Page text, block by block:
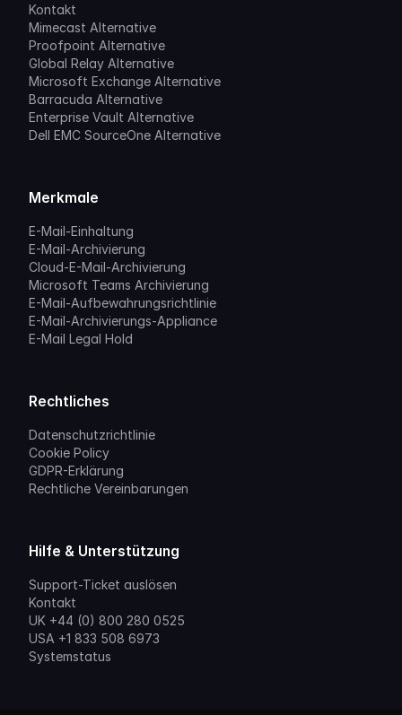
Kontakt
Mimecast Alternative
Proofpoint Alternative
Global Relay Alternative
Microsoft Exchange Alternative
Barracuda Alternative
Enterprise Vault Alternative
Dell EMC SourceOne Alternative
Merkmale
E-Mail-Einhaltung
E-Mail-Archivierung
Cloud-E-Mail-Archivierung
Microsoft Teams Archivierung
E-Mail-Aufbewahrungsrichtlinie
E-Mail-Archivierungs-Appliance
E-Mail Legal Hold
Rechtliches
Datenschutzrichtlinie
Cookie Policy
GDPR-Erklärung
Rechtliche Vereinbarungen
Hilfe & Unterstützung
Support-Ticket auslösen
Kontakt
UK +44 (0) 800 280 0525
USA +1 833 508 6973
Systemstatus